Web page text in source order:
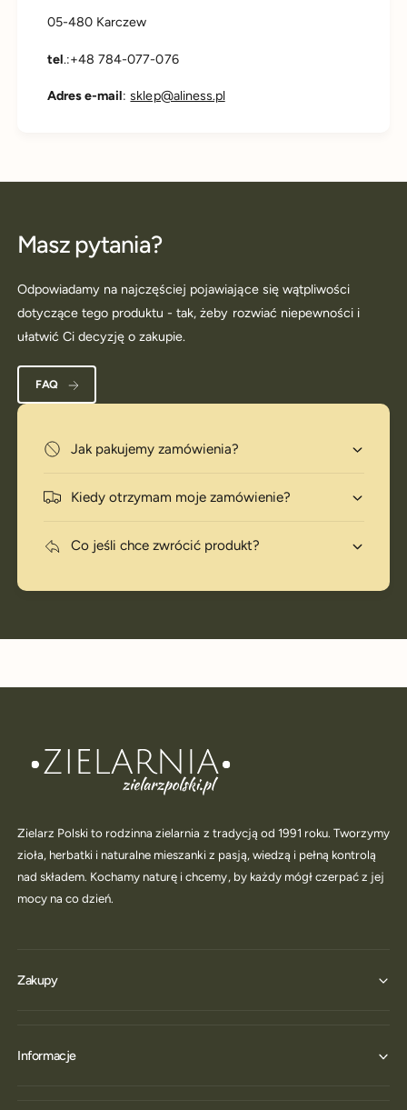
05-480 Karczew
tel.:+48 784-077-076
Adres e-mail:sklep@aliness.pl
Masz pytania?
Odpowiadamy na najczęściej pojawiające się wątpliwości
dotyczące tego produktu - tak, żeby rozwiać niepewności i
ułatwić Ci decyzję o zakupie.
FAQ
Jak pakujemy zamówienia?
Kiedy otrzymam moje zamówienie?
Co jeśli chce zwrócić produkt?
Zielarz Polski to rodzinna zielarnia z tradycją od 1991 roku. Tworzymy
zioła, herbatki i naturalne mieszanki z pasją, wiedzą i pełną kontrolą
nad składem. Kochamy naturę i chcemy, by każdy mógł czerpać z jej
mocy na co dzień.
Zakupy
Informacje